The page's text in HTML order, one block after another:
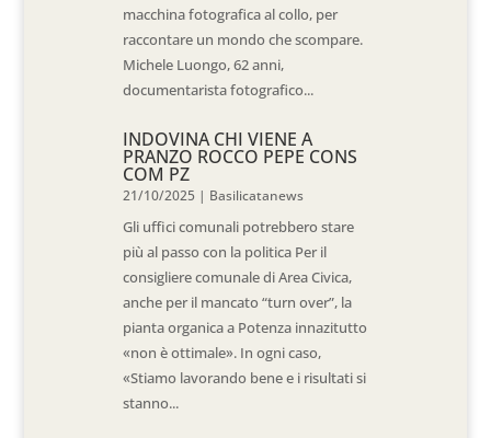
macchina fotografica al collo, per
raccontare un mondo che scompare.
Michele Luongo, 62 anni,
documentarista fotografico...
INDOVINA CHI VIENE A
PRANZO ROCCO PEPE CONS
COM PZ
21/10/2025 | Basilicatanews
Gli uffici comunali potrebbero stare
più al passo con la politica Per il
consigliere comunale di Area Civica,
anche per il mancato “turn over”, la
pianta organica a Potenza innazitutto
«non è ottimale». In ogni caso,
«Stiamo lavorando bene e i risultati si
stanno...